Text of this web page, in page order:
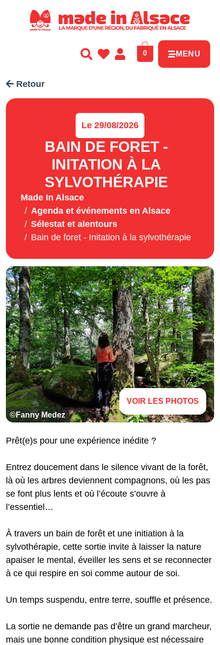
0 MENU
Retour
Le 29/08/2026
BAIN DE FORET -
INITATION À LA
SYLVOTHÉRAPIE
Made In Alsace
Agenda et événements en Alsace
Sélestat et alentours
Bain de foret - Initation à la sylvothérapie
©Fanny Medez
VOIR LES PHOTOS
Prêt(e)s pour une expérience inédite ?
Entrez doucement dans le silence vivant de la forêt,
là où les arbres deviennent compagnons, où les pas
se font plus lents et où l’écoute s’ouvre à
l’essentiel…
À travers un bain de forêt et une initiation à la
sylvothérapie, cette sortie invite à laisser la nature
apaiser le mental, éveiller les sens et se reconnecter
à ce qui respire en soi comme autour de soi.
Un temps suspendu, entre terre, souffle et présence.
La sortie ne demande pas d’être un grand marcheur,
mais une bonne condition physique est nécessaire